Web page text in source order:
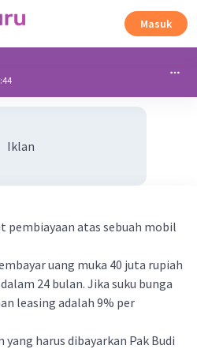
Masuk
Iklan
pembiayaan atas sebuah mobil
uang muka 40 juta rupiah
24 bulan. Jika suku bunga
leasing adalah 9% per
yang harus dibayarkan Pak Budi